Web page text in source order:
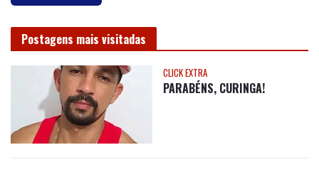
Postagens mais visitadas
CLICK EXTRA
PARABÉNS, CURINGA!